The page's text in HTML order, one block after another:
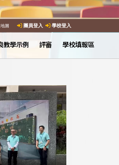
圖 團員登入 學校登入
教學示例 評審 學校填報區